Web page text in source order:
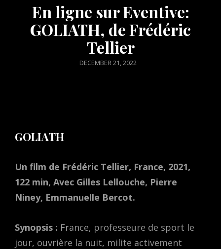
En ligne sur Eventive:
GOLIATH, de Frédéric
Tellier
POSTED
DECEMBER 21, 2022
GOLIATH
Un film de Frédéric Tellier, France, 2021,
122 min, Avec Gilles Lellouche, Pierre
Niney, Emmanuelle Bercot.
Synopsis : France, professeure de sport le
jour, ouvrière la nuit, milite activement